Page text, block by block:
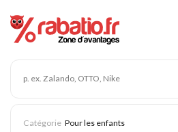
Pour les enfants